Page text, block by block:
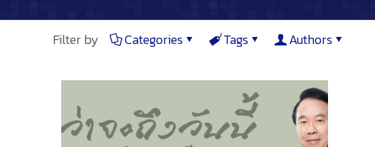
Filter by Categories Tags Authors